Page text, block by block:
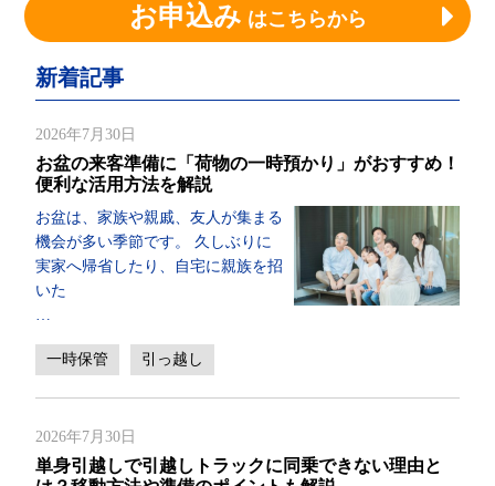
お申込み はこちらから
新着記事
2026年7月30日
お盆の来客準備に「荷物の一時預かり」がおすすめ！
便利な活用方法を解説
お盆は、家族や親戚、友人が集まる
機会が多い季節です。 久しぶりに
実家へ帰省したり、自宅に親族を招
いた
…
一時保管 引っ越し
2026年7月30日
単身引越しで引越しトラックに同乗できない理由と